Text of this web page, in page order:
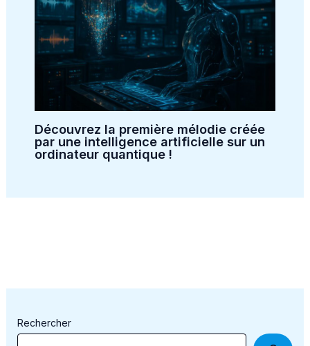
Découvrez la première mélodie créée
par une intelligence artificielle sur un
ordinateur quantique !
Rechercher